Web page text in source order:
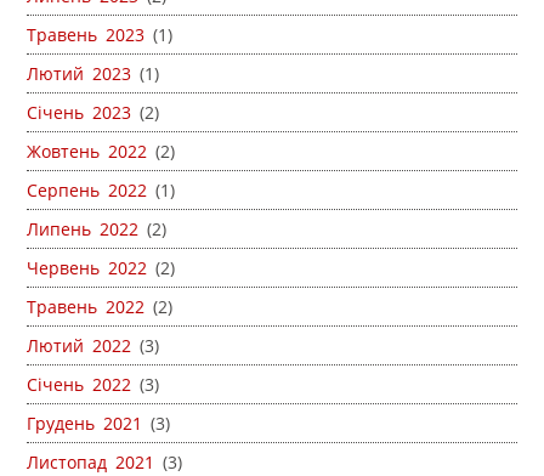
Травень 2023 (1)
Лютий 2023 (1)
Січень 2023 (2)
Жовтень 2022 (2)
Серпень 2022 (1)
Липень 2022 (2)
Червень 2022 (2)
Травень 2022 (2)
Лютий 2022 (3)
Січень 2022 (3)
Грудень 2021 (3)
Листопад 2021 (3)